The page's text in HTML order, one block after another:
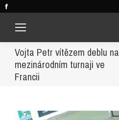
opens
in
new
window
Vojta Petr vítězem deblu na
mezinárodním turnaji ve
Francii